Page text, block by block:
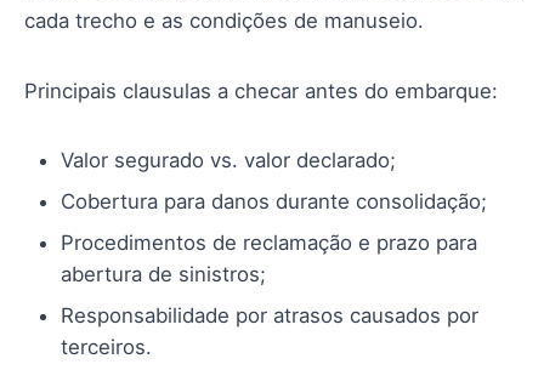
cada trecho e as condições de manuseio.
Principais clausulas a checar antes do embarque:
Valor segurado vs. valor declarado;
Cobertura para danos durante consolidação;
Procedimentos de reclamação e prazo para
abertura de sinistros;
Responsabilidade por atrasos causados por
terceiros.